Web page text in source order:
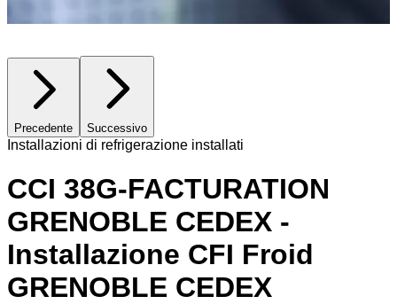
Precedente Successivo
Installazioni di refrigerazione installati
CCI 38G-FACTURATION
GRENOBLE CEDEX -
Installazione CFI Froid
GRENOBLE CEDEX